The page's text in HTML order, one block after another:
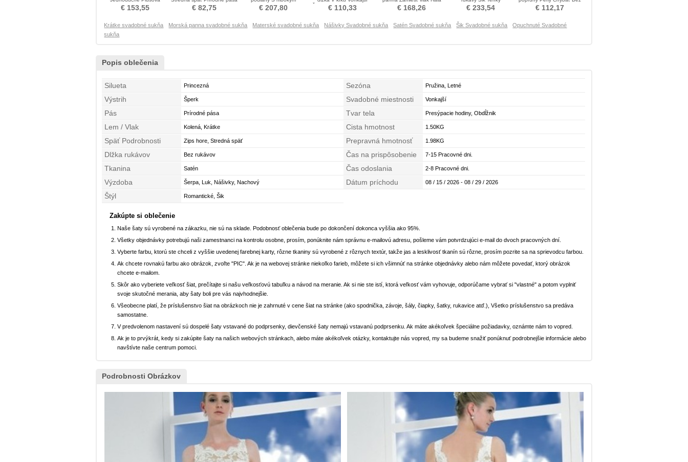
velkosť Nevestin obleko
€ 153,55
Nevestin obleko
€ 82,75
výstrihom Svadobné šaty
€ 207,80
Čipkou Overlay Svadobné
šaty
€ 110,33
Svadobné šaty
€ 168,26
Zašnurovať topánky
Svadobné šaty
€ 233,54
rukávov Svadobné šaty
€ 112,17
Krátke svadobné sukňa Morská panna svadobné sukňa Materské svadobné sukňa Nášivky Svadobné sukňa Satén Svadobné sukňa Šik Svadobné sukňa
Opuchnuté Svadobné
sukňa
Popis oblečenia
Silueta Princezná Sezóna Pružina, Letné
Výstrih Šperk Svadobné miestnosti Vonkajší
Pás Prírodné pása Tvar tela Presýpacie hodiny, Obdĺžnik
Lem / Vlak Kolená, Krátke Cista hmotnost 1.50KG
Späť Podrobnosti Zips hore, Stredná späť Prepravná hmotnosť 1.98KG
Dlžka rukávov Bez rukávov Čas na prispôsobenie 7-15 Pracovné dni.
Tkanina Satén Čas odoslania 2-8 Pracovné dni.
Výzdoba Šerpa, Luk, Nášivky, Nachový Dátum príchodu 08 / 15 / 2026 - 08 / 29 / 2026
Štýl Romantické, Šik
Zakúpte si oblečenie
Naše šaty sú vyrobené na zákazku, nie sú na sklade. Podobnosť oblečenia bude po dokončení dokonca vyššia ako 95%.
Všetky objednávky potrebujú naši zamestnanci na kontrolu osobne, prosím, ponúknite nám správnu e-mailovú adresu, pošleme vám potvrdzujúci e-mail do dvoch pracovných dní.
Vyberte farbu, ktorú ste chceli z vyššie uvedenej farebnej karty, rôzne tkaniny sú vyrobené z rôznych textúr, takže jas a lesklivosť tkanín sú rôzne, prosím pozrite sa na sprievodcu farbou.
Ak chcete rovnakú farbu ako obrázok, zvoľte "PIC". Ak je na webovej stránke niekoľko farieb, môžete si ich všimnúť na stránke objednávky alebo nám môžete povedať, ktorý obrázok
chcete e-mailom.
Skôr ako vyberiete veľkosť šiat, prečítajte si našu veľkosťovú tabuľku a návod na meranie. Ak si nie ste istí, ktorá veľkosť vám vyhovuje, odporúčame vybrať si "vlastné" a potom vyplniť
svoje skutočné merania, aby šaty boli pre vás najvhodnejšie.
Všeobecne platí, že príslušenstvo šiat na obrázkoch nie je zahrnuté v cene šiat na stránke (ako spodnička, závoje, šály, čiapky, šatky, rukavice atď.), Všetko príslušenstvo sa predáva
samostatne.
V predvolenom nastavení sú dospelé šaty vstavané do podprsenky, dievčenské šaty nemajú vstavanú podprsenku. Ak máte akékoľvek špeciálne požiadavky, oznámte nám to vopred.
Ak je to prvýkrát, kedy si zakúpite šaty na našich webových stránkach, alebo máte akékoľvek otázky, kontaktujte nás vopred, my sa budeme snažiť ponúknuť podrobnejšie informácie alebo
navštívte naše centrum pomoci.
Podrobnosti Obrázkov